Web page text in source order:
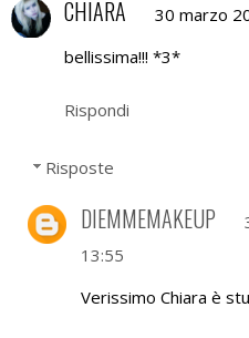
CHIARA
30 marzo
bellissima!!! *3*
Rispondi
Risposte
DIEMMEMAKEUP
13:55
Verissimo Chiara è